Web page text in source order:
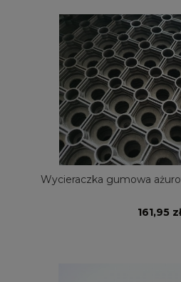
Wycieraczka gumowa
161,95 zł